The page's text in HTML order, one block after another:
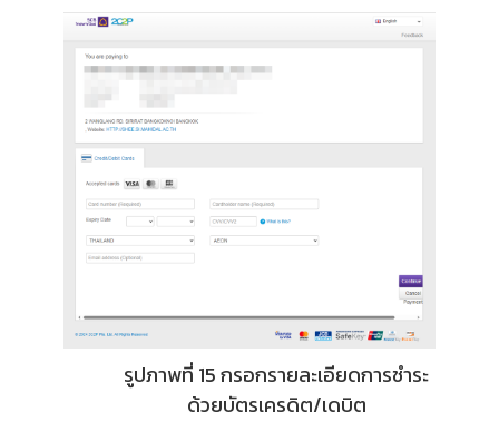
รูปภาพที่ 15 กรอกรายละเอียดการชำระ
ด้วยบัตรเครดิต/เดบิต